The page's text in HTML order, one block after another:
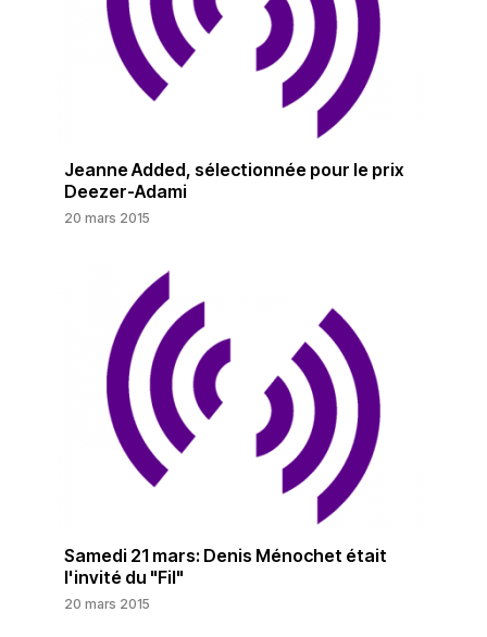
Jeanne Added, sélectionnée pour le prix
Deezer-Adami
20 mars 2015
Samedi 21 mars: Denis Ménochet était
l'invité du "Fil"
20 mars 2015